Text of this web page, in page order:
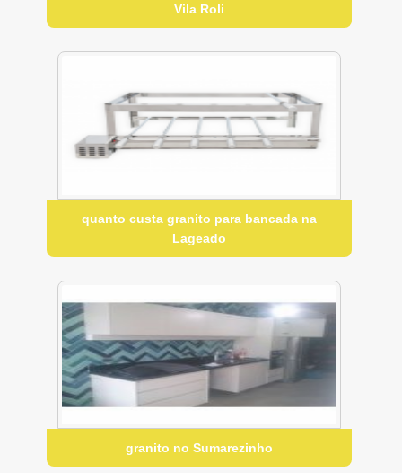
Vila Roli
quanto custa granito para bancada na
Lageado
granito no Sumarezinho